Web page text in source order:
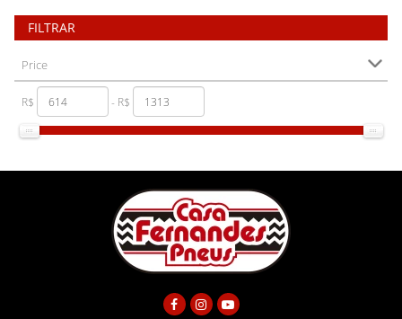
FILTRAR
Price
R$ - R$